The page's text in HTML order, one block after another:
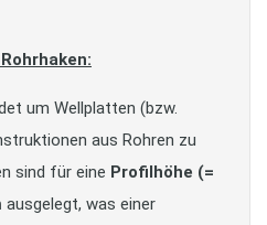
um Wellplatten (bzw.
aus Rohren zu
sind für eine Profilhöhe (=
ausgelegt, was einer